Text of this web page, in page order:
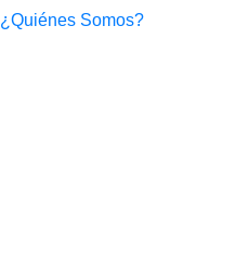
¿Quiénes Somos?